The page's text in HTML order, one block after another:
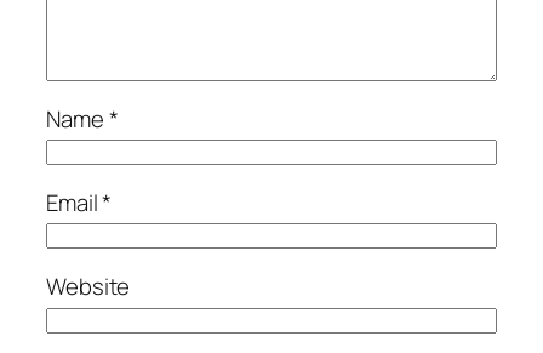
Name*
Email*
Website